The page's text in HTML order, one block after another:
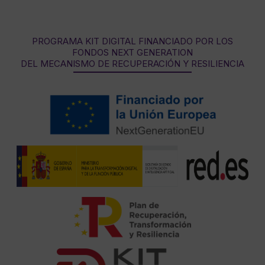
PROGRAMA KIT DIGITAL FINANCIADO POR LOS
FONDOS NEXT GENERATION
DEL MECANISMO DE RECUPERACIÓN Y RESILIENCIA